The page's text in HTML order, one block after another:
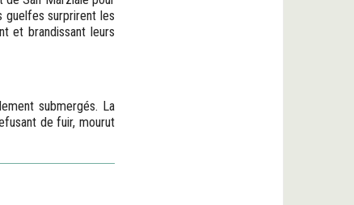
guelfes surprirent les
et brandissant leurs
submergés. La
de fuir, mourut